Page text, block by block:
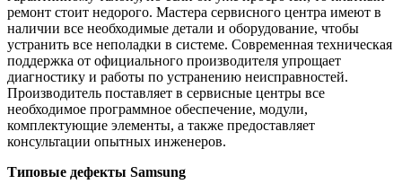
ремонт стоит недорого. Мастера сервисного центра имеют в
наличии все необходимые детали и оборудование, чтобы
устранить все неполадки в системе. Современная техническая
поддержка от официального производителя упрощает
диагностику и работы по устранению неисправностей.
Производитель поставляет в сервисные центры все
необходимое программное обеспечение, модули,
комплектующие элементы, а также предоставляет
консультации опытных инженеров.
Типовые дефекты Samsung